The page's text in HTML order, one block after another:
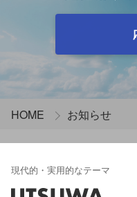
HOME お知らせ
現代的・実用的なテーマ